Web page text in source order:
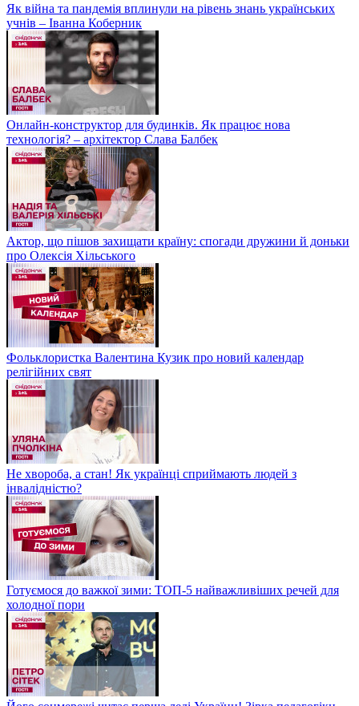
Як війна та пандемія вплинули на рівень знань українських
учнів – Іванна Коберник
Онлайн-конструктор для будинків. Як працює нова
технологія? – архітектор Слава Балбек
Актор, що пішов захищати країну: спогади дружини й доньки
про Олексія Хільського
Фольклористка Валентина Кузик про новий календар
релігійних свят
Не хвороба, а стан! Як українці сприймають людей з
інвалідністю?
Готуємося до важкої зими: ТОП-5 найважливіших речей для
холодної пори